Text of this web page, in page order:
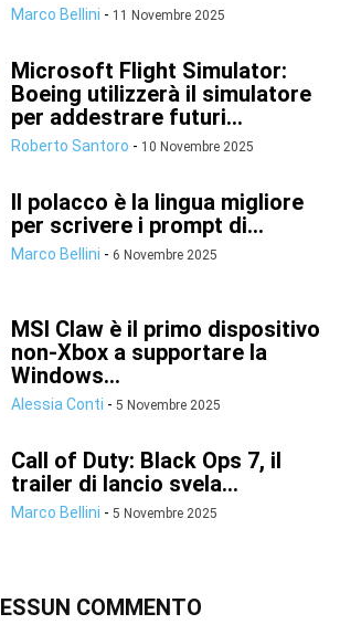
Marco Bellini - 11 Novembre 2025
Microsoft Flight Simulator:
Boeing utilizzerà il simulatore
per addestrare futuri...
Roberto Santoro - 10 Novembre 2025
Il polacco è la lingua migliore
per scrivere i prompt di...
Marco Bellini - 6 Novembre 2025
MSI Claw è il primo dispositivo
non-Xbox a supportare la
Windows...
Alessia Conti - 5 Novembre 2025
Call of Duty: Black Ops 7, il
trailer di lancio svela...
Marco Bellini - 5 Novembre 2025
COMMENTO